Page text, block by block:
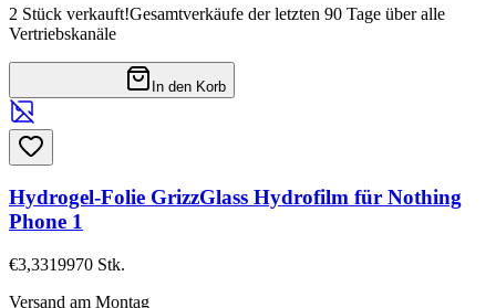
2 Stück verkauft!Gesamtverkäufe der letzten 90 Tage über alle
Vertriebskanäle
In den Korb
Hydrogel-Folie GrizzGlass Hydrofilm für Nothing
Phone 1
€3,3319970 Stk.
Versand am Montag